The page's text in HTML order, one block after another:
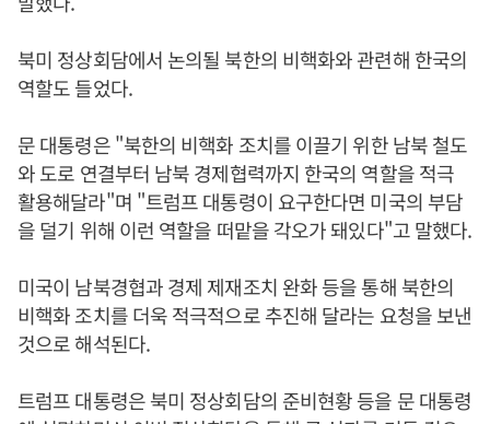
북미 정상회담에서 논의될 북한의 비핵화와 관련해 한국의
역할도 들었다.
문 대통령은 "북한의 비핵화 조치를 이끌기 위한 남북 철도
와 도로 연결부터 남북 경제협력까지 한국의 역할을 적극
활용해달라"며 "트럼프 대통령이 요구한다면 미국의 부담
을 덜기 위해 이런 역할을 떠맡을 각오가 돼있다"고 말했다.
미국이 남북경협과 경제 제재조치 완화 등을 통해 북한의
비핵화 조치를 더욱 적극적으로 추진해 달라는 요청을 보낸
것으로 해석된다.
트럼프 대통령은 북미 정상회담의 준비현황 등을 문 대통령